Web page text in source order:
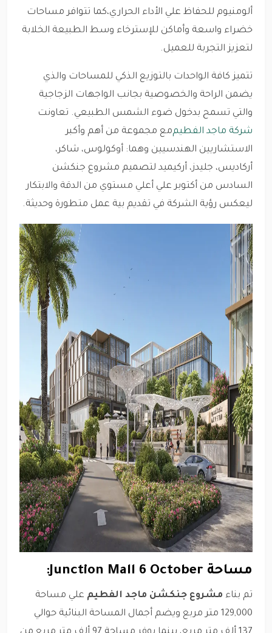
ألومنيوم للحفاظ علي الأداء الحراري،كما تتوافر مساحات
خضراء واسعة وأماكن للإسترخاء وسط الطبيعة الخلابة
لتعزيز التجربة للعميل.
تتميز كافة الواحدات بالتوزيع الذكي للمساحات والذي
يضمن الراحة والخصوصية بجانب الواجهات الزجاجية
والتي تسمح بدخول ضوء الشمس الطبيعي. تعاونت
شركة ماجد الفطيممع مجموعة من أهم وأكبر
الاستشاريين الهندسيين وهما: أوكولوس، شاكر،
أركاديس، جليدز، أركيميد لتصميم مشروع جنكشن
السادس من أكتوبر علي أعلي مستوي من الدقة والابتكار
ليعكس رؤية الشركة في تقديم بية عمل متطورة وحديثة.
مساحة Junction Mall 6 October:
تم بناء مشروع جنكشن ماجد الفطيم علي مساحة
129,000 متر مربع ويضم أجمال المساحة البنائية حوالي